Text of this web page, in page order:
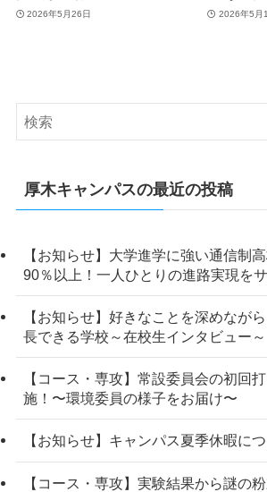
2026年5月26日 2026年5月
厚木キャンパスの最近の投稿
【お知らせ】大学進学に強い通信制
90％以上！一人ひとりの進路実現を
【お知らせ】好きなことを深めなが
長できる学校～在校生インタビュー～
【コース・専攻】常設委員会の初回
施！〜環境委員の様子をお届け〜
【お知らせ】キャンパス夏季休暇に
【コース・専攻】実験結果から謎の